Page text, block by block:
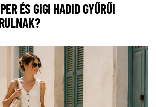
ÉS GIGI HADID GYŰRŰI